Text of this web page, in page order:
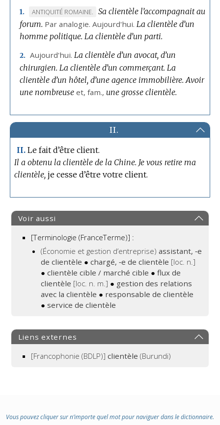
1.
MARQUE
DE
DOMAINE
ANTIQUITÉ ROMAINE.
Sa clientèle l’accompagnait au
forum. Par analogie. Aujourd'hui. La clientèle d’un
homme politique. La clientèle d’un parti.
2. Aujourd'hui. La clientèle d’un avocat, d’un
chirurgien. La clientèle d’un commerçant. La
clientèle d’un hôtel, d’une agence immobilière. Avoir
une nombreuse et, fam., une grosse clientèle.
II.
II. Le fait d’être client.
Il a obtenu la clientèle de la Chine. Je vous retire ma
clientèle, je cesse d’être votre client.
Voir aussi
[Terminologie (FranceTerme)] :
(Économie et gestion d’entreprise)assistant, ‑e
de clientèle ●chargé, ‑e de clientèle [loc. n.]
●clientèle cible / marché cible ●flux de
clientèle [loc. n. m.] ● gestion des relations
avec la clientèle ● responsable de clientèle
● service de clientèle
Liens externes
[Francophonie (BDLP)] clientèle (Burundi)
Vous pouvez cliquer sur n’importe quel mot pour naviguer dans le dictionnaire.